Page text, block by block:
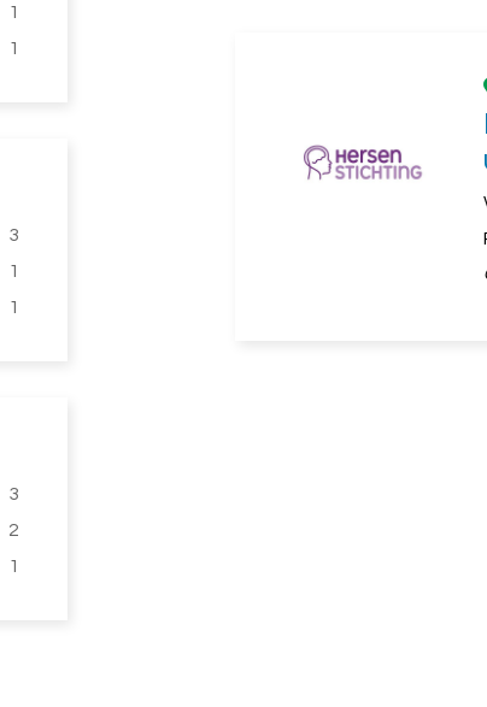
1
1
3
1
1
3
2
1